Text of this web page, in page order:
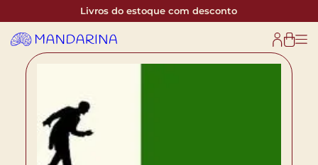
Livros do estoque com desconto